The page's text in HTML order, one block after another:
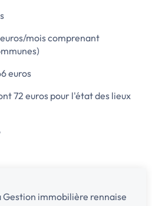
mois comprenant
euros
72 euros pour l'état des lieux
Gestion immobilière rennaise